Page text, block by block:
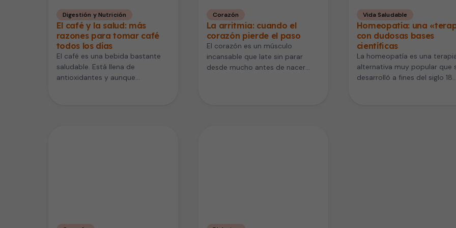
Digestión y Nutrición
El café y la salud: más
razones para tomar café
todos los días
El café es una bebida bastante
saludable. Está llena de
antioxidantes y aunque
Corazón
La arritmia: cuando el
corazón pierde el paso
El corazón es un músculo
incansable que late sin parar
desde mucho antes de nacer
Vida Saludable
Homeopatía: una
con dudosas bases
científicas
La homeopatía es una
alternativa muy popular que
desarrolló a fines del siglo 18.